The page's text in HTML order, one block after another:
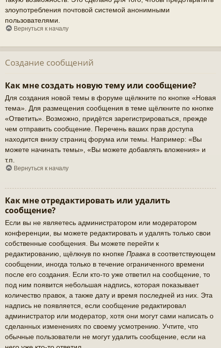
злоупотребления почтовой системой анонимными
пользователями.
Вернуться к началу
Создание сообщений
Как мне создать новую тему или сообщение?
Для создания новой темы в форуме щёлкните по кнопке «Новая
тема». Для размещения сообщения в теме щёлкните по кнопке
«Ответить». Возможно, придётся зарегистрироваться, прежде
чем отправить сообщение. Перечень ваших прав доступа
находится внизу страниц форума или темы. Например: «Вы
можете начинать темы», «Вы можете добавлять вложения» и
т.п.
Вернуться к началу
Как мне отредактировать или удалить
сообщение?
Если вы не являетесь администратором или модератором
конференции, вы можете редактировать и удалять только свои
собственные сообщения. Вы можете перейти к
редактированию, щёлкнув по кнопке Правка в соответствующем
сообщении, иногда только в течение ограниченного времени
после его создания. Если кто-то уже ответил на сообщение, то
под ним появится небольшая надпись, которая показывает
количество правок, а также дату и время последней из них. Эта
надпись не появляется, если сообщение редактировал
администратор или модератор, хотя они могут сами написать о
сделанных изменениях по своему усмотрению. Учтите, что
обычные пользователи не могут удалить сообщение, если на